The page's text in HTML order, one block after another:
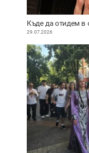
Къде да отидем в
29.07.2026